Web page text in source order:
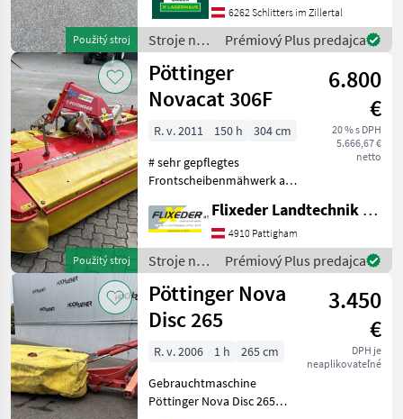
Použitý stroj
6262 Schlitters im Zillertal
Stroje na
zber
objemových
krmív /
Pöttinger
Prémiový Plus predajca
Použitý stroj
Pöttinger
Novacat 306F
6.800
€
20 % s DPH
5.666,67 €
netto
R. v. 2011 150 h
304 cm
# sehr gepflegtes
Frontscheibenmähwerk aus
Zusatzschwadscheiben
zum Eingrasen # mit
Gelenkwelle # mit
Federentlastung Frontálna
kosa,
Flixeder Landtechnik GmbH
4910 Pattigham
Stroje na
zber
objemových
krmív /
Pöttinger
Prémiový Plus predajca
Pöttinger Nova
Disc 265
3.450
€
DPH je
neaplikovateľné
R. v. 2006 1 h
265 cm
Gebrauchtmaschine
Pöttinger Nova Disc 265